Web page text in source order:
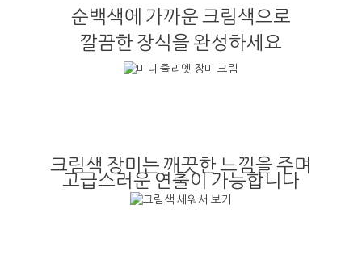
순백색에 가까운 크림색으로
깔끔한 장식을 완성하세요
크림색 장미는 깨끗한 느낌을 주며
고급스러운 연출이 가능합니다